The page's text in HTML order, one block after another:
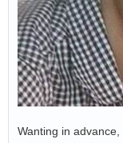
Wanting in